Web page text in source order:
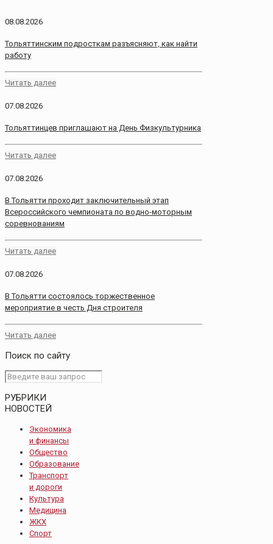
08.08.2026
Тольяттинским подросткам разъясняют, как найти
работу
Читать далее
07.08.2026
Тольяттинцев приглашают на День Физкультурника
Читать далее
07.08.2026
В Тольятти проходит заключительный этап
Всероссийского чемпионата по водно-моторным
соревнованиям
Читать далее
07.08.2026
В Тольятти состоялось торжественное
мероприятие в честь Дня строителя
Читать далее
Поиск по сайту
РУБРИКИ
НОВОСТЕЙ
Экономика
и финансы
Общество
Образование
Транспорт
и дороги
Культура
Медицина
ЖКХ
Спорт